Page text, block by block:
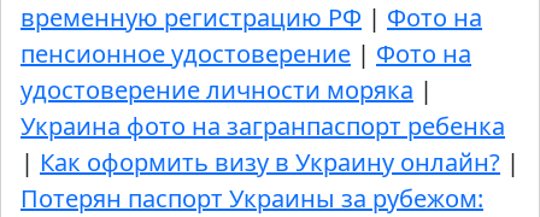
временную регистрацию РФ | Фото на
пенсионное удостоверение | Фото на
удостоверение личности моряка |
Украина фото на загранпаспорт ребенка
| Как оформить визу в Украину онлайн? |
Потерян паспорт Украины за рубежом: